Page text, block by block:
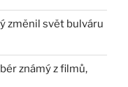
změnil svět bulváru
známý z filmů,